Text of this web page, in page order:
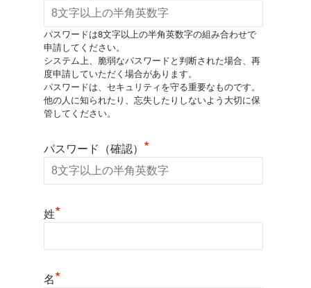
パスワードは8文字以上の半角英数字の組み合わせで
申請してください。
システム上、脆弱なパスワードと判断された場合、再
度申請していただく場合があります。
パスワードは、セキュリティを守る重要なものです。
他の人に知られたり、忘失したりしないよう大切に保
管してください。
パスワード（確認） *
姓*
名*